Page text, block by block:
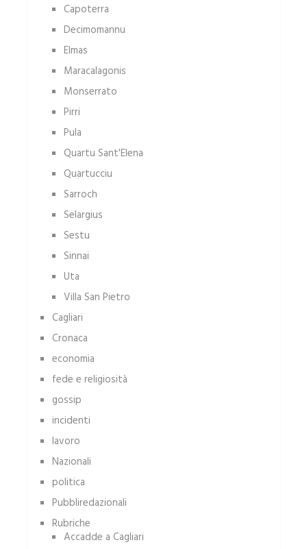
Capoterra
Decimomannu
Elmas
Maracalagonis
Monserrato
Pirri
Pula
Quartu Sant'Elena
Quartucciu
Sarroch
Selargius
Sestu
Sinnai
Uta
Villa San Pietro
Cagliari
Cronaca
economia
fede e religiosità
gossip
incidenti
lavoro
Nazionali
politica
Pubbliredazionali
Rubriche
Accadde a Cagliari